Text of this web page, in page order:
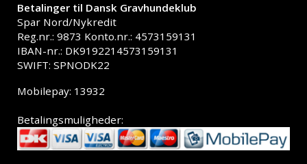
Betalinger til Dansk Gravhundeklub
Spar Nord/Nykredit
Reg.nr.: 9873 Konto.nr.: 4573159131
IBAN-nr.: DK9192214573159131
SWIFT: SPNODK22
Mobilepay: 13932
Betalingsmuligheder: